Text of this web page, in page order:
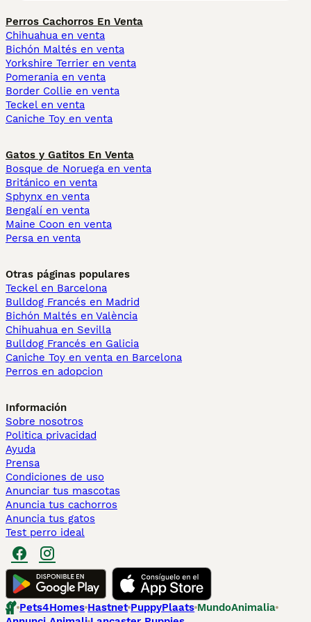
Perros Cachorros En Venta
Chihuahua en venta
Bichón Maltés en venta
Yorkshire Terrier en venta
Pomerania en venta
Border Collie en venta
Teckel en venta
Caniche Toy en venta
Gatos y Gatitos En Venta
Bosque de Noruega en venta
Británico en venta
Sphynx en venta
Bengalí en venta
Maine Coon en venta
Persa en venta
Otras páginas populares
Teckel en Barcelona
Bulldog Francés en Madrid
Bichón Maltés en València
Chihuahua en Sevilla
Bulldog Francés en Galicia
Caniche Toy en venta en Barcelona
Perros en adopcion
Información
Sobre nosotros
Politica privacidad
Ayuda
Prensa
Condiciones de uso
Anunciar tus mascotas
Anuncia tus cachorros
Anuncia tus gatos
Test perro ideal
Pets4Homes Hastnet PuppyPlaats MundoAnimalia